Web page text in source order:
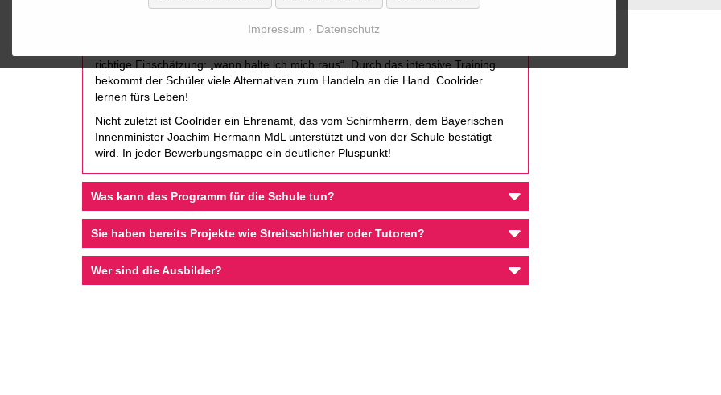
Impressum Datenschutz
Kommunikation und seine persönlichen Möglichkeiten sich richtig zu verhalten. Oft
richtige Einschätzung: „wann halte ich mich raus“. Durch das intensive Training
bekommt der Schüler viele Alternativen zum Handeln an die Hand. Coolrider
lernen fürs Leben!
Nicht zuletzt ist Coolrider ein Ehrenamt, das vom Schirmherrn, dem Bayerischen
Innenminister Joachim Hermann MdL unterstützt und von der Schule bestätigt
wird. In jeder Bewerbungsmappe ein deutlicher Pluspunkt!
Was kann das Programm für die Schule tun?
Sie haben bereits Projekte wie Streitschlichter oder Tutoren?
Wer sind die Ausbilder?